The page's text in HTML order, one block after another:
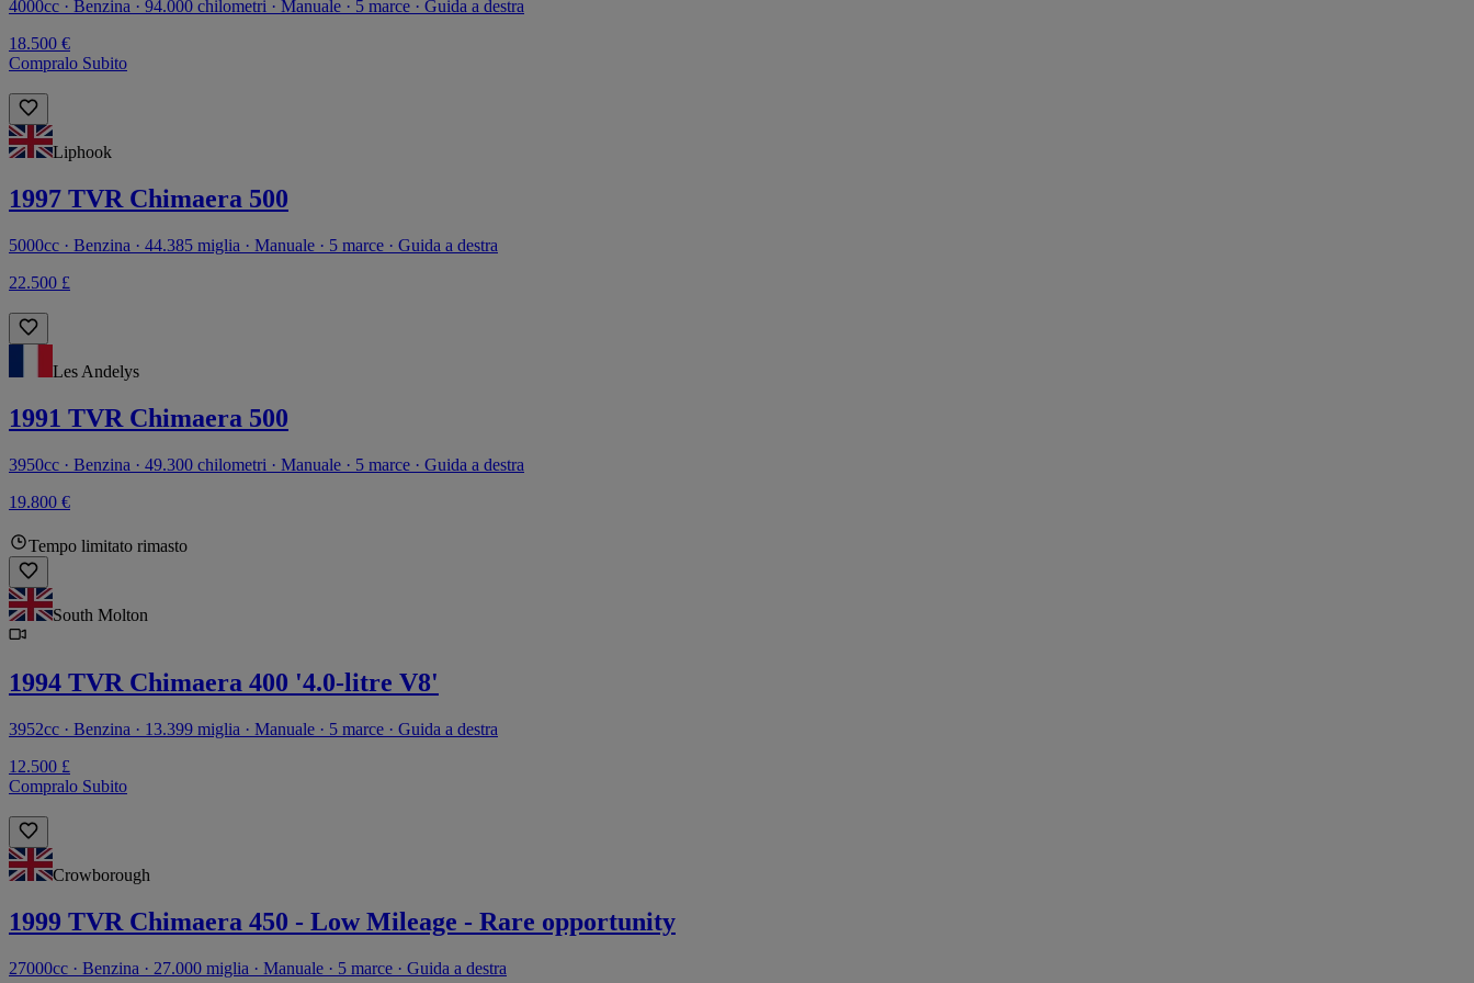
4000cc · Benzina · 94.000 chilometri · Manuale · 5 marce · Guida a destra
18.500 €
Compralo Subito
Liphook
1997 TVR Chimaera 500
5000cc · Benzina · 44.385 miglia · Manuale · 5 marce · Guida a destra
22.500 £
Les Andelys
1991 TVR Chimaera 500
3950cc · Benzina · 49.300 chilometri · Manuale · 5 marce · Guida a destra
19.800 €
Tempo limitato rimasto
South Molton
1994 TVR Chimaera 400 '4.0-litre V8'
3952cc · Benzina · 13.399 miglia · Manuale · 5 marce · Guida a destra
12.500 £
Compralo Subito
Crowborough
1999 TVR Chimaera 450 - Low Mileage - Rare opportunity
27000cc · Benzina · 27.000 miglia · Manuale · 5 marce · Guida a destra